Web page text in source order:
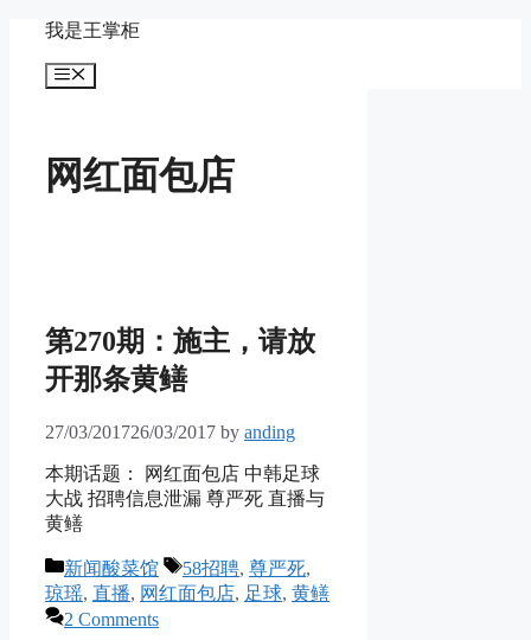
content
我是王掌柜
Menu
网红面包店
第270期：施主，请放
开那条黄鳝
27/03/201726/03/2017 by anding
本期话题： 网红面包店 中韩足球
大战 招聘信息泄漏 尊严死 直播与
黄鳝
Categories
新闻酸菜馆 Tags
58招聘, 尊严死,
琼瑶, 直播, 网红面包店, 足球, 黄鳝
2 Comments